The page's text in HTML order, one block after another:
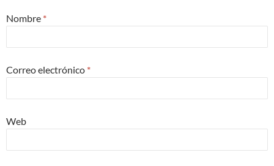
Nombre *
Correo electrónico *
Web